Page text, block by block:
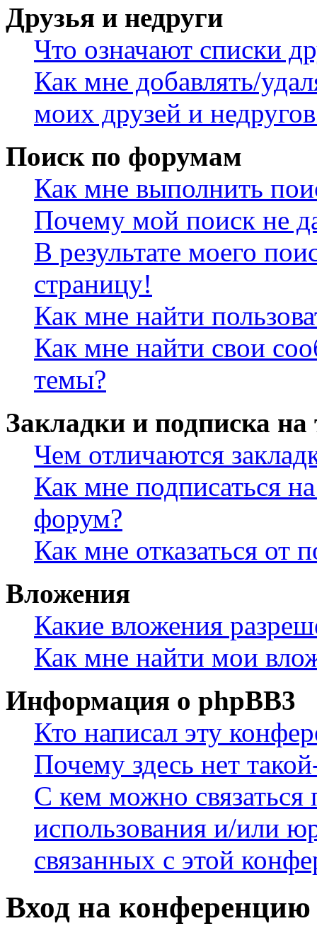
Друзья и недруги
Что означают списки
Как мне добавлять/
моих друзей и
Поиск по форумам
Как мне выполнить
Почему мой поиск не
В результате моего
страницу!
Как мне найти
Как мне найти свои
темы?
Закладки и подписка
Чем отличаются
Как мне подписаться
форум?
Как мне отказаться от
Вложения
Какие вложения
Как мне найти мои
Информация о phpBB3
Кто написал эту
Почему здесь нет
С кем можно связаться
использования и/или
связанных с этой
Вход на конференцию